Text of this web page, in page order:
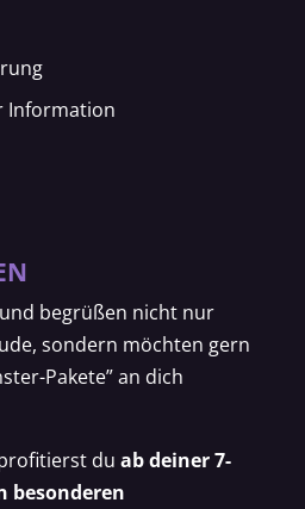
Information
begrüßen nicht nur
sondern möchten gern
Pakete” an dich
du ab deiner 7-
besonderen